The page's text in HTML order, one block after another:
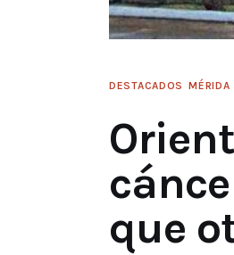
DESTACADOS MÉRIDA
que